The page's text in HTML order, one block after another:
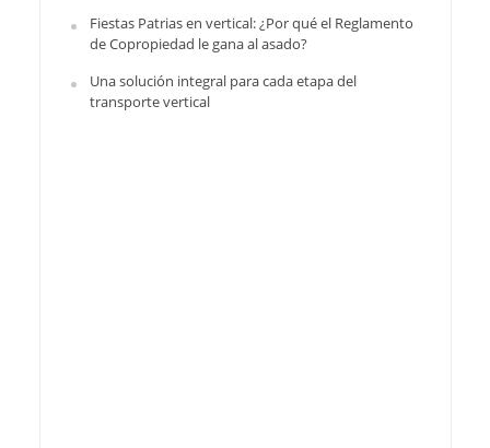
Fiestas Patrias en vertical: ¿Por qué el Reglamento
de Copropiedad le gana al asado?
Una solución integral para cada etapa del
transporte vertical